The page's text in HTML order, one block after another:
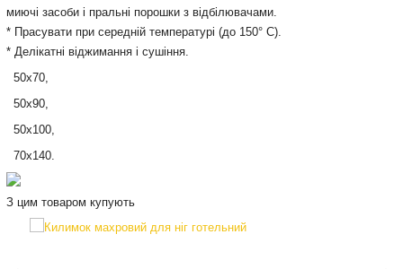
миючі засоби і пральні порошки з відбілювачами.
* Прасувати при середній температурі (до 150° С).
* Делікатні віджимання і сушіння.
50х70,
50х90,
50х100,
70х140.
З цим товаром купують